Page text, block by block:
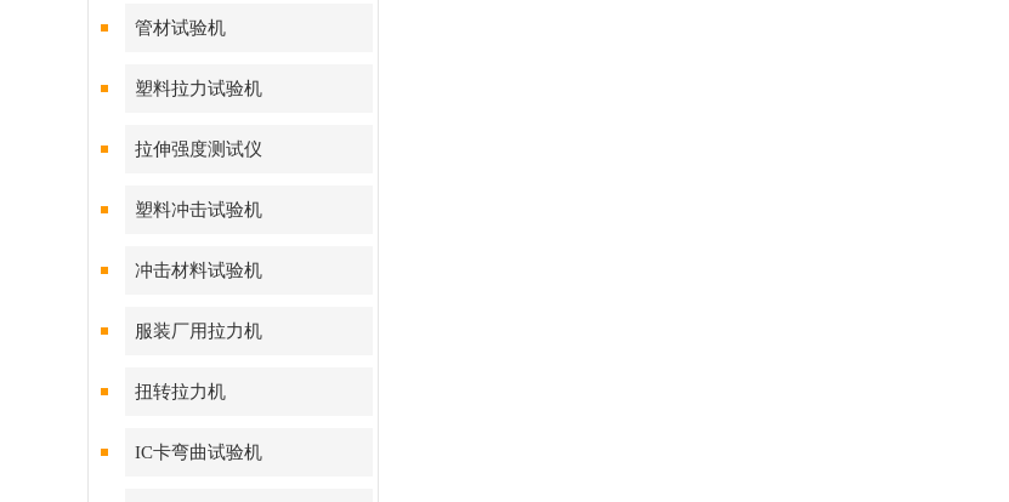
管材试验机
塑料拉力试验机
拉伸强度测试仪
塑料冲击试验机
冲击材料试验机
服装厂用拉力机
扭转拉力机
IC卡弯曲试验机